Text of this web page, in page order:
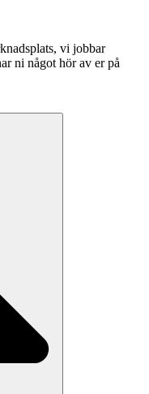
vi jobbar
ni något hör av er på